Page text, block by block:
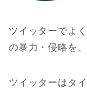
ツイッターでよ
の暴力・侵略を
ツイッターはタ